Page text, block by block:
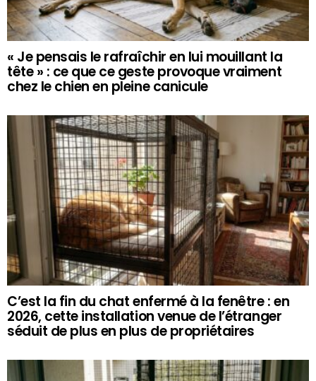
« Je pensais le rafraîchir en lui mouillant la
tête » : ce que ce geste provoque vraiment
chez le chien en pleine canicule
C’est la fin du chat enfermé à la fenêtre : en
2026, cette installation venue de l’étranger
séduit de plus en plus de propriétaires